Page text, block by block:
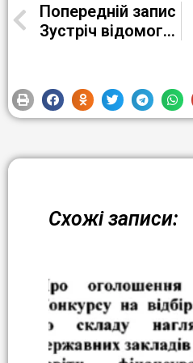
Попередній запис
Зустріч відомого шеф-кухаря Аліка Мкртчяна з учнями Регіонального центру професійно-технічної освіти №1 м.Кременчука
Схожі записи: